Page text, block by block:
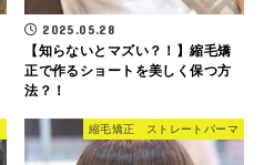
2025.05.28
【知らないとマズい？！】縮毛矯
正で作るショートを美しく保つ方
法？！
縮毛矯正 ストレートパーマ